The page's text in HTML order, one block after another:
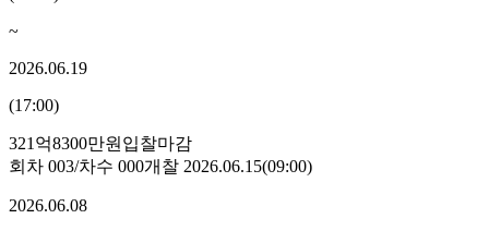
~
2026.06.19
(17:00)
321억8300만원 입찰마감
회차 003/차수 000개찰 2026.06.15(09:00)
2026.06.08